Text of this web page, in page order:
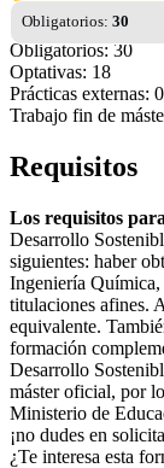
Obligatorios: 30
Obligatorios: 30
Optativas: 18
Prácticas externas: 0
Trabajo fin de
Requisitos
Los requisitos
Desarrollo
siguientes: haber
Ingeniería
titulaciones afines.
equivalente.
formación
Desarrollo
máster oficial, por
Ministerio de
¡no dudes en
¿Te interesa esta